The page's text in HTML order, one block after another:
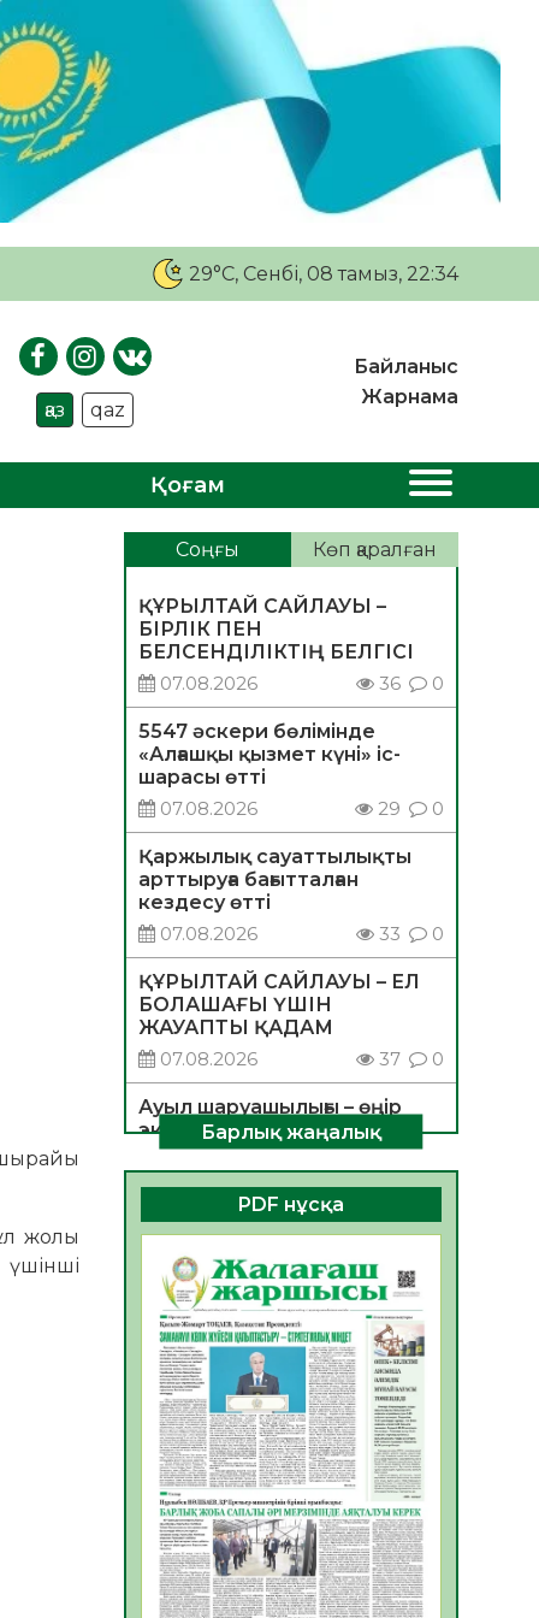
29°C, Сенбі, 08 тамыз, 22:34
қаз qaz
Байланыс
Жарнама
Қоғам
жолы
Соңғы Көп қаралған
ҚҰРЫЛТАЙ САЙЛАУЫ –
БІРЛІК ПЕН
БЕЛСЕНДІЛІКТІҢ БЕЛГІСІ
07.08.2026
36 0
5547 әскери бөлімінде
«Алғашқы қызмет күні» іс-
шарасы өтті
07.08.2026
29 0
Қаржылық сауаттылықты
арттыруға бағытталған
кездесу өтті
07.08.2026
33 0
ҚҰРЫЛТАЙ САЙЛАУЫ – ЕЛ
БОЛАШАҒЫ ҮШІН
ЖАУАПТЫ ҚАДАМ
07.08.2026
37 0
Ауыл шаруашылығы – өңір
экономикасының негізгі
тірегі
06.08.2026
45 0
ҚОҒАМДЫҚ БЕЛСЕНДІЛІК –
ЕЛ ДАМУЫНЫҢ НЕГІЗІ
06.08.2026
42
ҚҰРЫЛТАЙ САЙЛАУЫ –
БОЛАШАҚҚА БАСТАР
ЖАУАПТЫ ТАҢДАУ
06.08.2026
44
Инфекциялық ауруларға
қарсы иммундау
жұмыстарының тиімділігі
06.08.2026
47
Көкжөтел ауруы туралы
Барлық жаңалық
PDF нұсқа